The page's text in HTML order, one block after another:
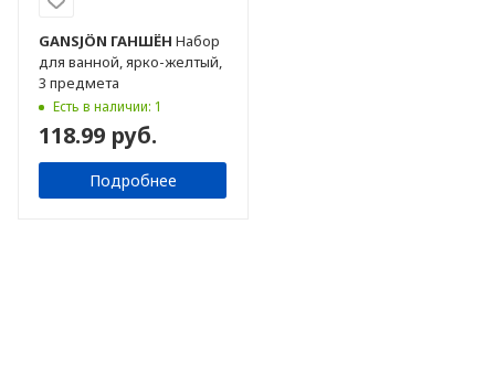
GANSJÖN ГАНШЁН Набор
для ванной, ярко-желтый,
3 предмета
Есть в наличии: 1
118.99 руб.
Подробнее